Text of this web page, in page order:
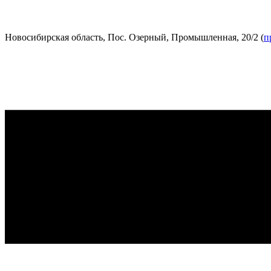
Новосибирская область, Пос. Озерный, Промышленная, 20/2 (